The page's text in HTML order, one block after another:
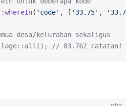
whereIn( 'code' , [ '33.75' ,
desa/kelurahan sekaligus
// 83.762 catatan!